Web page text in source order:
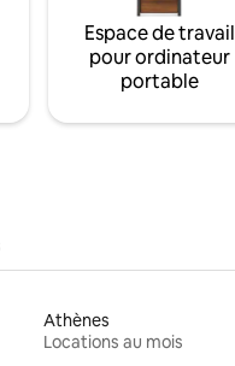
Espace de travail
pour ordinateur
portable
Athènes
Locations au mois